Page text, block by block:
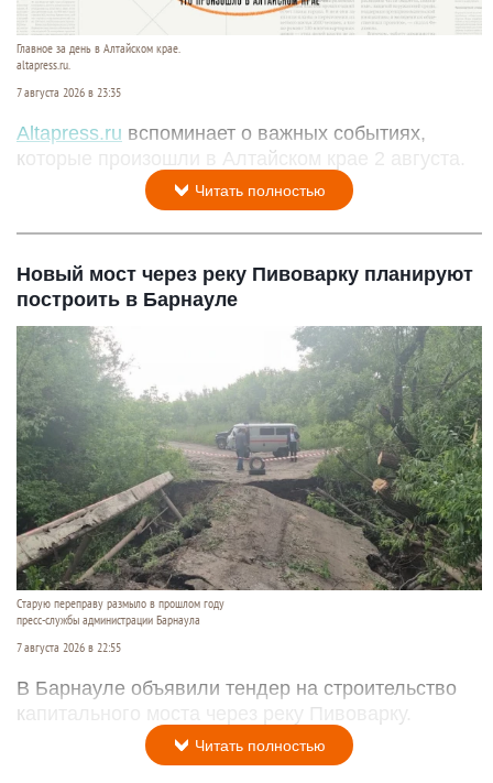
Главное за день в Алтайском крае.
altapress.ru.
7 августа 2026 в 23:35
Altapress.ru вспоминает о важных событиях,
которые произошли в Алтайском крае 2 августа.
Читать полностью
Новый мост через реку Пивоварку планируют
построить в Барнауле
Старую переправу размыло в прошлом году
пресс-службы администрации Барнаула
7 августа 2026 в 22:55
В Барнауле объявили тендер на строительство
капитального моста через реку Пивоварку.
Читать полностью